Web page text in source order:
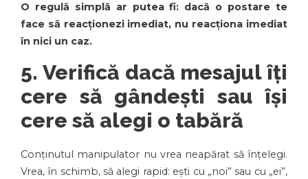
O regulă simplă ar putea fi: dacă o postare te
face să reacționezi imediat, nu reacționa imediat
în nici un caz.
5. Verifică dacă mesajul îți
cere să gândești sau își
cere să alegi o tabără
Conținutul manipulator nu vrea neapărat să înțelegi.
Vrea, în schimb, să alegi rapid: ești cu „noi” sau cu „ei”,